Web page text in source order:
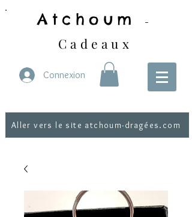
Atchoum -
Cadeaux
Connexion
Aller vers le site atchoum-dragées.com